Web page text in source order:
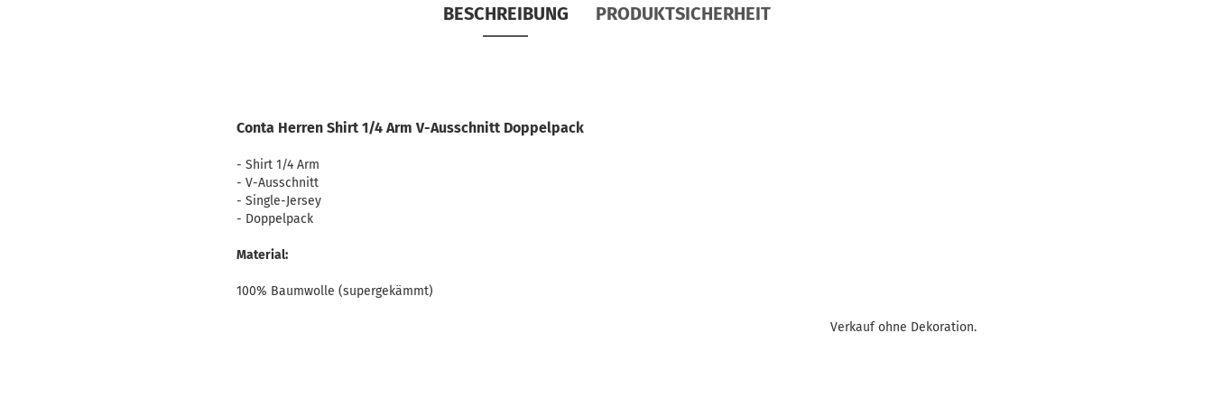
BESCHREIBUNG PRODUKTSICHERHEIT
Conta Herren Shirt 1/4 Arm V-Ausschnitt Doppelpack
- Shirt 1/4 Arm
- V-Ausschnitt
- Single-Jersey
- Doppelpack
Material:
100% Baumwolle (supergekämmt)
Verkauf ohne Dekoration.